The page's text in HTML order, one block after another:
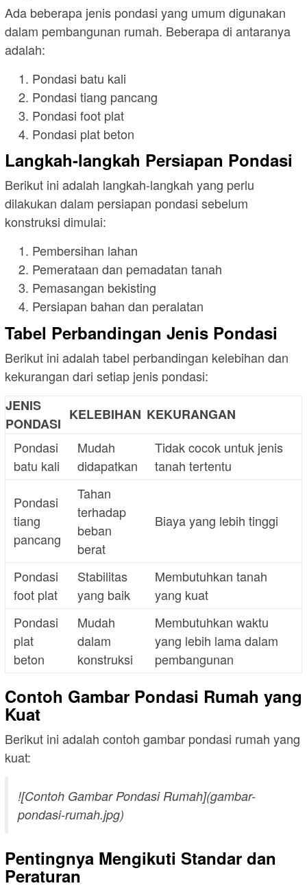
Ada beberapa jenis pondasi yang umum digunakan
dalam pembangunan rumah. Beberapa di antaranya
adalah:
Pondasi batu kali
Pondasi tiang pancang
Pondasi foot plat
Pondasi plat beton
Langkah-langkah Persiapan Pondasi
Berikut ini adalah langkah-langkah yang perlu
dilakukan dalam persiapan pondasi sebelum
konstruksi dimulai:
Pembersihan lahan
Pemerataan dan pemadatan tanah
Pemasangan bekisting
Persiapan bahan dan peralatan
Tabel Perbandingan Jenis Pondasi
Berikut ini adalah tabel perbandingan kelebihan dan
kekurangan dari setiap jenis pondasi:
JENIS
PONDASI
KELEBIHAN KEKURANGAN
Pondasi
batu kali
Mudah
didapatkan
Tidak cocok untuk jenis
tanah tertentu
Pondasi
tiang
pancang
Tahan
terhadap
beban
berat
Biaya yang lebih tinggi
Pondasi
foot plat
Stabilitas
yang baik
Membutuhkan tanah
yang kuat
Pondasi
plat
beton
Mudah
dalam
konstruksi
Membutuhkan waktu
yang lebih lama dalam
pembangunan
Contoh Gambar Pondasi Rumah yang
Kuat
Berikut ini adalah contoh gambar pondasi rumah yang
kuat:
![Contoh Gambar Pondasi Rumah](gambar-
pondasi-rumah.jpg)
Pentingnya Mengikuti Standar dan
Peraturan